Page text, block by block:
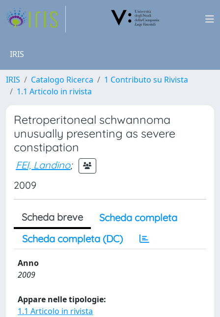
IRIS
IRIS Catalogo Ricerca
1 Contributo su Rivista
1.1 Articolo in rivista
Retroperitoneal schwannoma
unusually presenting as severe
constipation
FEI, Landino;
2009
Scheda breve
Scheda completa
Scheda completa (DC)
Anno
2009
Appare nelle tipologie:
1.1 Articolo in rivista